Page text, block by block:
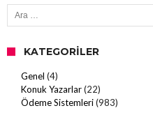
Arama:
KATEGORILER
Genel (4)
Konuk Yazarlar(22)
Ödeme Sistemleri(983)